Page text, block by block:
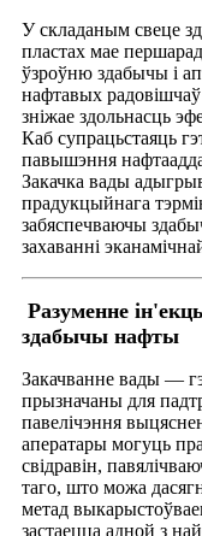
У складаным свеце
пластах мае
ўзроўню здабычы і
нафтавых
зніжае здольнасць
Каб супрацьстаяць
павышэння
Закачка вады
прадукцыйнага
забяспечваючы
захаванні
Разуменне
здабычы нафты
Закачванне вады —
прызначаны для
павелічэння
аператары могуць
свідравін,
таго, што можа
метад
застаецца адной з